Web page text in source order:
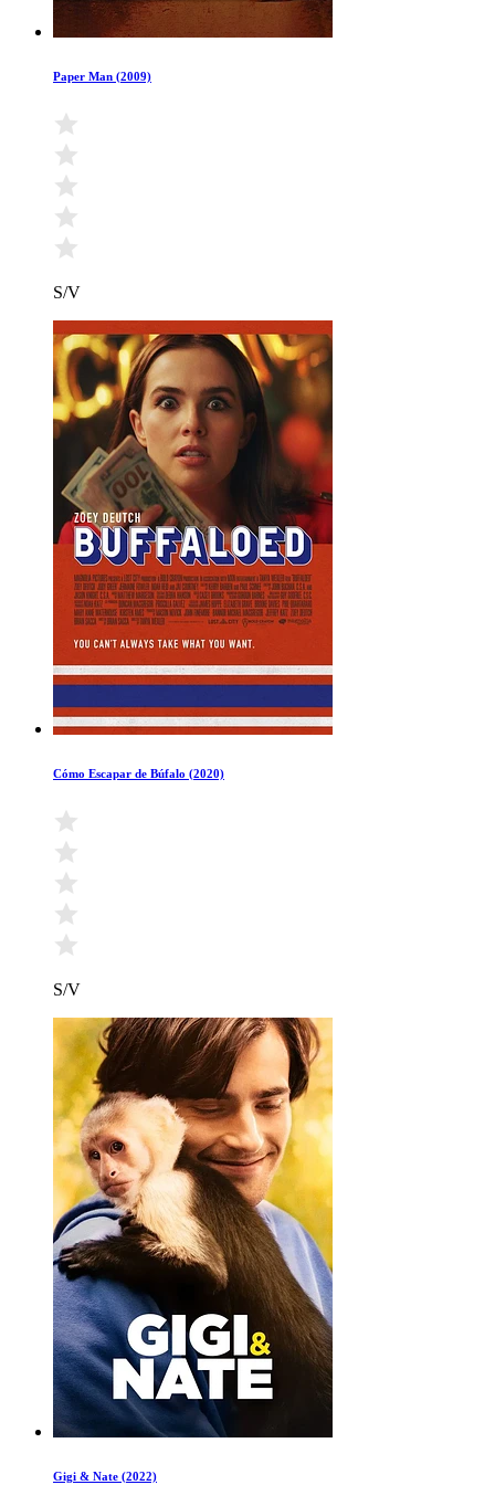
Paper Man (2009)
S/V
Cómo Escapar de Búfalo (2020)
S/V
Gigi & Nate (2022)